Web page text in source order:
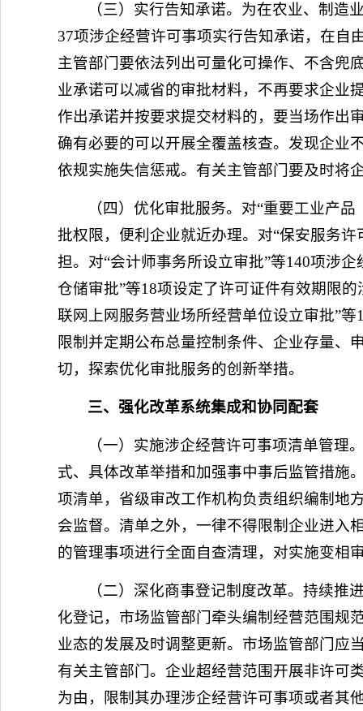
（三）实行告知承诺。为在农业、制
37项涉企经营许可事项实行告知承诺，在自
主管部门要依法列出可量化可操作、不含兜
业承诺可以减省的审批材料，不再要求企业
作出承诺并按要求提交材料的，要当场作出
确有必要的可以开展全覆盖核查。发现企业
依规实施失信惩戒。有关主管部门要及时将
（四）优化审批服务。对“重要工业产
批权限，便利企业就近办理。对“保安服务
担。对“会计师事务所设立审批”等140项涉
仓储审批”等18项设定了许可证件有效期限
联网上网服务营业场所经营单位设立审批”
限制并定期公布总量控制条件、企业存量、
切，探索优化审批服务的创新举措。
三、强化改革系统集成和协同配套
（一）实施涉企经营许可事项清单管
式、具体改革举措和加强事中事后监管措施
项清单，省级审改工作机构负责组织编制地
会监督。清单之外，一律不得限制企业进入
的管理事项进行全面自查清理，对实施变相
（二）深化商事登记制度改革。持续推
化登记，市场监管部门牵头编制经营范围规
业态的发展及时调整更新。市场监管部门应
有关主管部门。企业超经营范围开展非许可
为由，限制其办理涉企经营许可事项或者其